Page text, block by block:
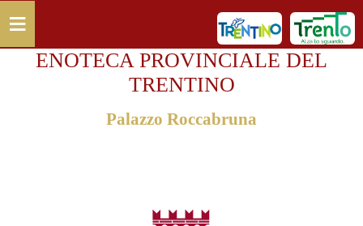
≡
ENOTECA PROVINCIALE DEL
TRENTINO
Palazzo Roccabruna